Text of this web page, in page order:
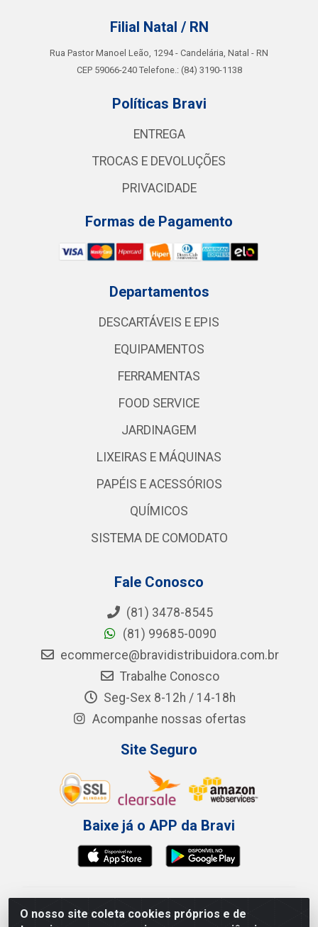
O nosso site coleta cookies próprios e de
Filial Natal / RN
Rua Pastor Manoel Leão, 1294 - Candelária, Natal - RN
CEP 59066-240 Telefone.: (84) 3190-1138
Políticas Bravi
ENTREGA
TROCAS E DEVOLUÇÕES
PRIVACIDADE
Formas de Pagamento
Departamentos
DESCARTÁVEIS E EPIS
EQUIPAMENTOS
FERRAMENTAS
FOOD SERVICE
JARDINAGEM
LIXEIRAS E MÁQUINAS
PAPÉIS E ACESSÓRIOS
QUÍMICOS
SISTEMA DE COMODATO
Fale Conosco
(81) 3478-8545
(81) 99685-0090
ecommerce@bravidistribuidora.com.br
Trabalhe Conosco
Seg-Sex 8-12h / 14-18h
Acompanhe nossas ofertas
Site Seguro
Baixe já o APP da Bravi
Bravi Consumíveis de Higiene e Descartáveis EIRELI -
CNPJ 19.457.137/0001-06